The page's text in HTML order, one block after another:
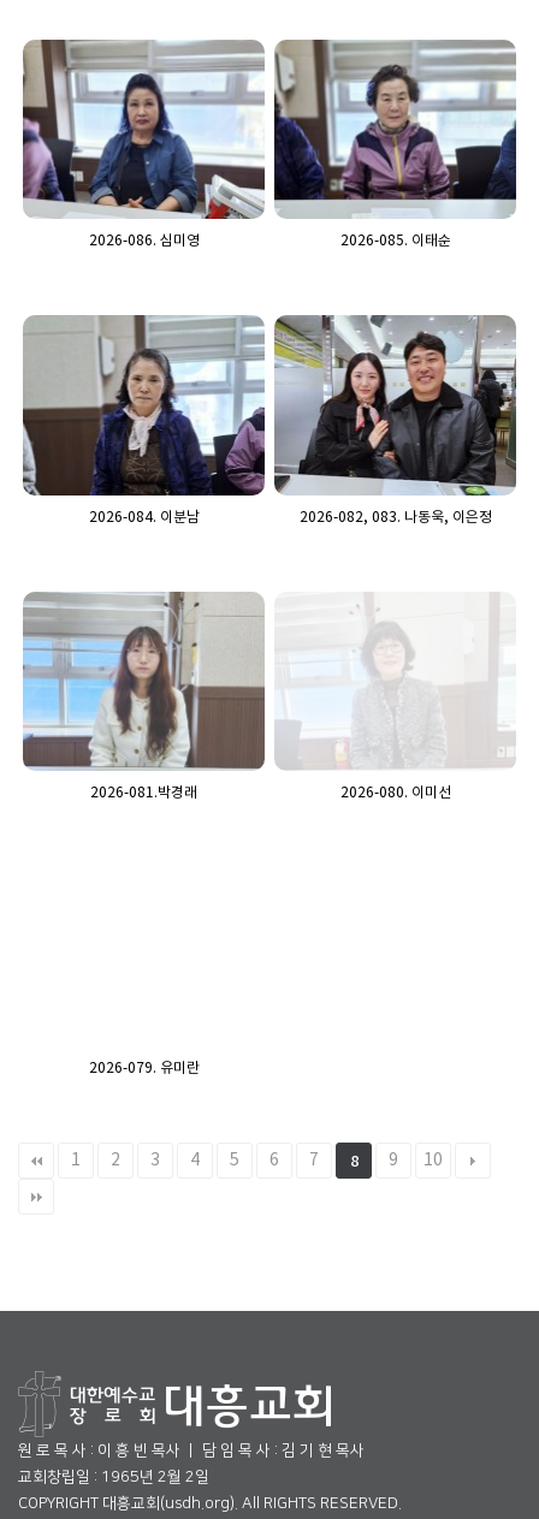
2026-086. 심미영 2026-085. 이태순
2026-084. 이분남 2026-082, 083. 나동욱, 이은정
2026-081.박경래 2026-080. 이미선
2026-079. 유미란
1 2 3 4 5 6 7 8 9 10
원 로 목 사 : 이 흥 빈 목사 ㅣ 담 임 목 사 : 김 기 현 목사
교회창립일 : 1965년 2월 2일
COPYRIGHT 대흥교회(usdh.org). All RIGHTS RESERVED.